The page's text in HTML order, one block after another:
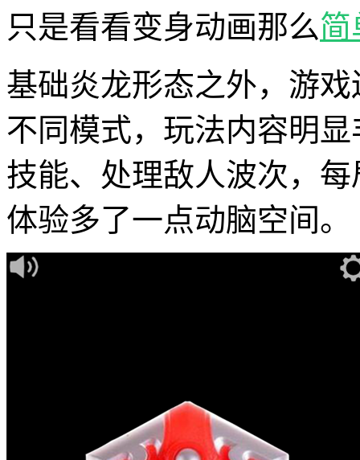
只是看看变身动画那么简
基础炎龙形态之外，游
不同模式，玩法内容明
技能、处理敌人波次，
体验多了一点动脑空间。